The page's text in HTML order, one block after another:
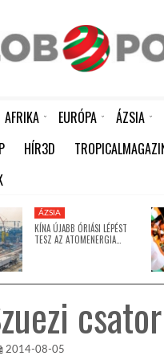
AFRIKA EURÓPA ÁZSIA
HÍR3D
ÁZSIA
KÍNA ÚJABB ÓRIÁSI LÉPÉST
TESZ AZ ATOMENERGIA…
2014-08-05